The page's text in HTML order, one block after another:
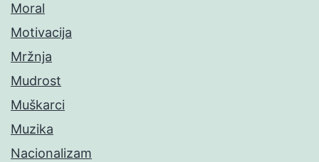
Moral
Motivacija
Mržnja
Mudrost
Muškarci
Muzika
Nacionalizam